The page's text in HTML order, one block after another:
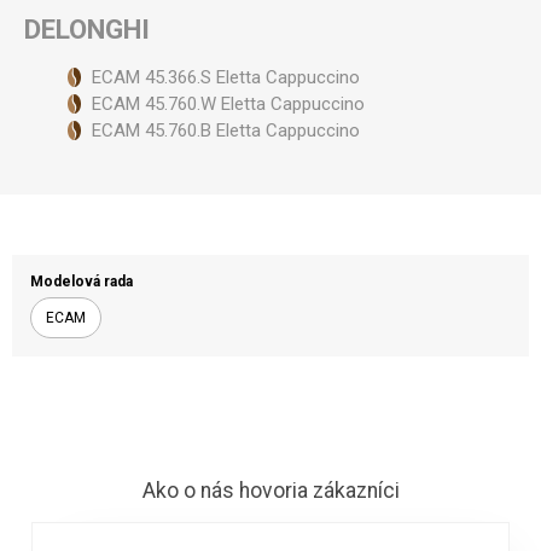
Modelová rada
ECAM
DELONGHI
ECAM 45.366.S Eletta Cappuccino
ECAM 45.760.W Eletta Cappuccino
ECAM 45.760.B Eletta Cappuccino
Ako o nás hovoria zákazníci